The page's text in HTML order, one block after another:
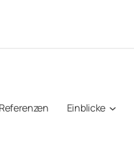
Referenzen Einblicke